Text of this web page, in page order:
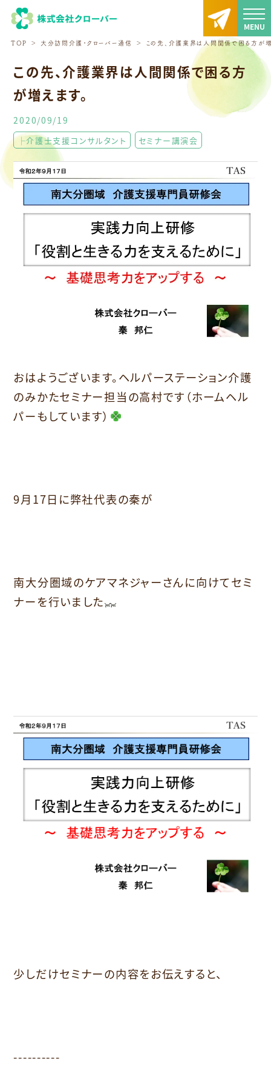
TOP 大分訪問介護・クローバー通信 この先、介護業界は人間関係で困る方が増
この先、介護業界は人間関係で困る方
が増えます。
2020/09/19
├介護士支援コンサルタント セミナー講演会
おはようございます。ヘルパーステーション介護
のみかたセミナー担当の高村です（ホームヘル
パーもしています）
9月17日に弊社代表の秦が
南大分圏域のケアマネジャーさんに向けてセミ
ナーを行いました
少しだけセミナーの内容をお伝えすると、
----------